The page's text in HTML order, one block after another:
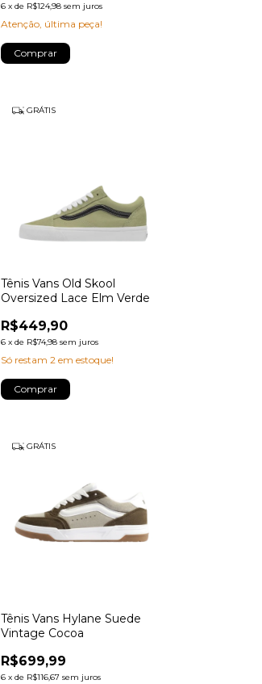
6 x de R$124,98 sem juros
Atenção, última peça!
Comprar
GRÁTIS
Tênis Vans Old Skool
Oversized Lace Elm Verde
R$449,90
6 x de R$74,98 sem juros
Só restam 2 em estoque!
Comprar
GRÁTIS
Tênis Vans Hylane Suede
Vintage Cocoa
R$699,99
6 x de R$116,67 sem juros